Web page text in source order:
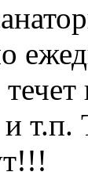
и т.п.